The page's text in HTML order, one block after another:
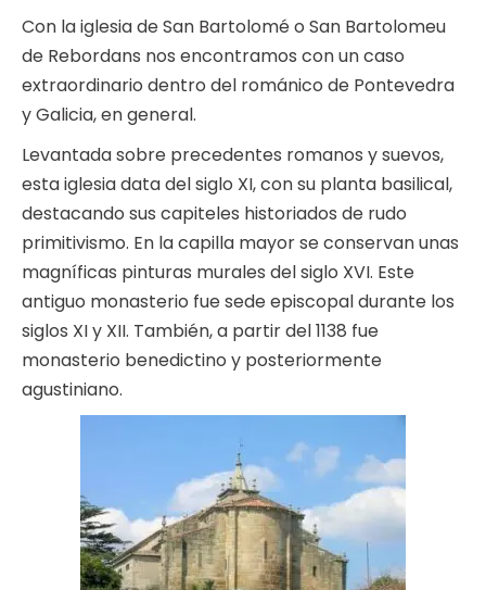
Con la iglesia de San Bartolomé o San Bartolomeu
de Rebordans nos encontramos con un caso
extraordinario dentro del románico de Pontevedra
y Galicia, en general.
Levantada sobre precedentes romanos y suevos,
esta iglesia data del siglo XI, con su planta basilical,
destacando sus capiteles historiados de rudo
primitivismo. En la capilla mayor se conservan unas
magníficas pinturas murales del siglo XVI. Este
antiguo monasterio fue sede episcopal durante los
siglos XI y XII. También, a partir del 1138 fue
monasterio benedictino y posteriormente
agustiniano.